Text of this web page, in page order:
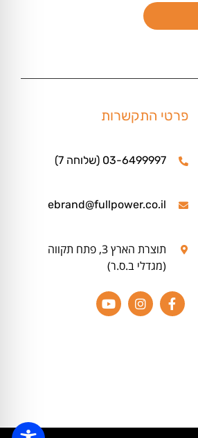
פרטי התקשרות
03-6499997 (שלוחה 7)
ebrand@fullpower.co.il
תוצרת הארץ 3, פתח תקווה
(מגדלי ב.ס.ר)